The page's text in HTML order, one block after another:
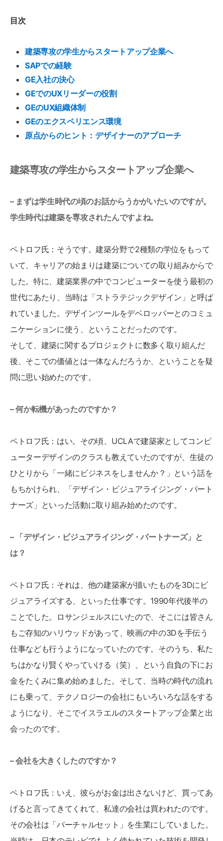
目次
建築専攻の学生からスタートアップ企業へ
SAPでの経験
GE入社の決心
GEでのUXリーダーの役割
GEのUX組織体制
GEのエクスペリエンス環境
原点からのヒント：デザイナーのアプローチ
建築専攻の学生からスタートアップ企業へ
– まずは学生時代の頃のお話からうかがいたいのですが。
学生時代は建築を専攻されたんですよね。
ペトロフ氏：そうです。建築分野で2種類の学位をもって
いて、キャリアの始まりは建築についての取り組みからで
した。特に、建築業界の中でコンピューターを使う最初の
世代にあたり、当時は「ストラテジックデザイン」と呼ば
れていました。デザインツールをデベロッパーとのコミュ
ニケーションに使う、ということだったのです。
そして、建築に関するプロジェクトに数多く取り組んだ
後、そこでの価値とは一体なんだろうか、ということを疑
問に思い始めたのです。
– 何か転機があったのですか？
ペトロフ氏：はい。その頃、UCLAで建築家としてコンピ
ューターデザインのクラスも教えていたのですが、生徒の
ひとりから「一緒にビジネスをしませんか？」という話を
もちかけられ、「デザイン・ビジュアライジング・パート
ナーズ」といった活動に取り組み始めたのです。
– 「デザイン・ビジュアライジング・パートナーズ」と
は？
ペトロフ氏：それは、他の建築家が描いたものを3Dにビ
ジュアライズする、といった仕事です。1990年代後半の
ことでした。ロサンジェルスにいたので、そこには皆さん
もご存知のハリウッドがあって、映画の中の3Dを手伝う
仕事なども行うようになっていたのです。そのうち、私た
ちはかなり賢くやっていける（笑）、という自負の下にお
金をたくみに集め始めました。そして、当時の時代の流れ
にも乗って、テクノロジーの会社にもいろいろな話をする
ようになり、そこでイスラエルのスタートアップ企業と出
会ったのです。
– 会社を大きくしたのですか？
ペトロフ氏：いえ、彼らがお金は出さないけど、買ってあ
げると言ってきてくれて、私達の会社は買われたのです。
その会社は「バーチャルセット」を生業にしていました。